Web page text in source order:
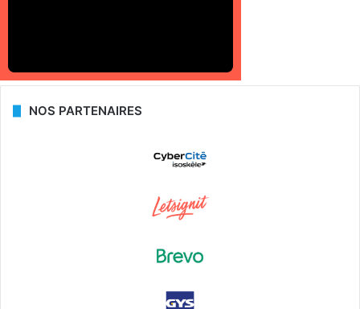
NOS PARTENAIRES